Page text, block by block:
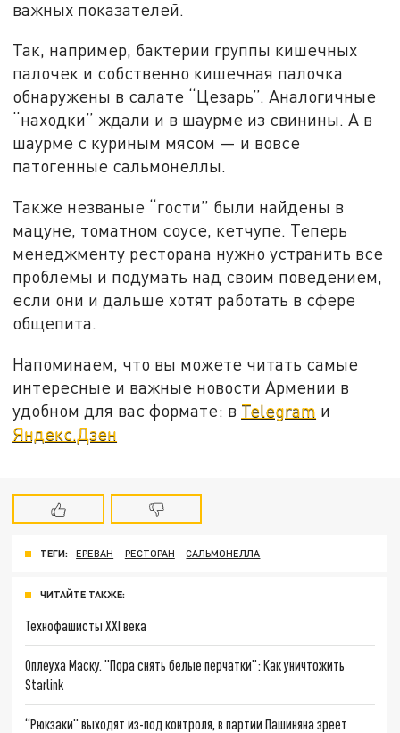
важных показателей.
Так, например, бактерии группы кишечных
палочек и собственно кишечная палочка
обнаружены в салате “Цезарь”. Аналогичные
“находки” ждали и в шаурме из свинины. А в
шаурме с куриным мясом — и вовсе
патогенные сальмонеллы.
Также незваные “гости” были найдены в
мацуне, томатном соусе, кетчупе. Теперь
менеджменту ресторана нужно устранить все
проблемы и подумать над своим поведением,
если они и дальше хотят работать в сфере
общепита.
Напоминаем, что вы можете читать самые
интересные и важные новости Армении в
удобном для вас формате: в Telegram и
Яндекс.Дзен
ТЕГИ: ЕРЕВАН РЕСТОРАН САЛЬМОНЕЛЛА
ЧИТАЙТЕ ТАКЖЕ:
Технофашисты XXI века
Оплеуха Маску. "Пора снять белые перчатки": Как уничтожить
Starlink
“Рюкзаки” выходят из-под контроля, в партии Пашиняна зреет